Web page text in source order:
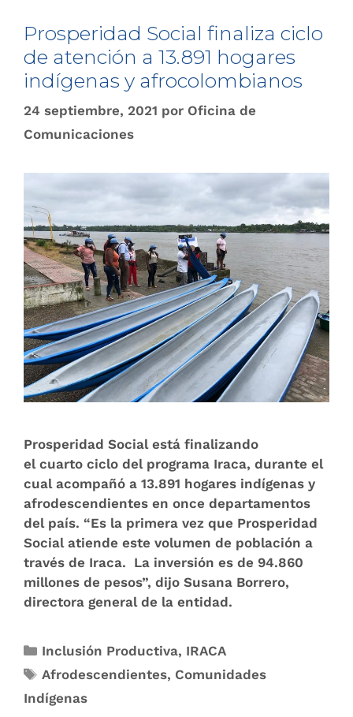
Prosperidad Social finaliza ciclo
de atención a 13.891 hogares
indígenas y afrocolombianos
24 septiembre, 2021 por Oficina de
Comunicaciones
Prosperidad Social está finalizando
el cuarto ciclo del programa Iraca, durante el
cual acompañó a 13.891 hogares indígenas y
afrodescendientes en once departamentos
del país. “Es la primera vez que Prosperidad
Social atiende este volumen de población a
través de Iraca. La inversión es de 94.860
millones de pesos”, dijo Susana Borrero,
directora general de la entidad.
Inclusión Productiva, IRACA
Afrodescendientes, Comunidades
Indígenas